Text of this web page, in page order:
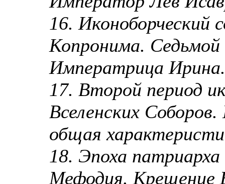
16. Иконоборческий
Копронима. Седьмой
Императрица
17. Второй период
Вселенских
общая
18. Эпоха
Мефодия. Крещение